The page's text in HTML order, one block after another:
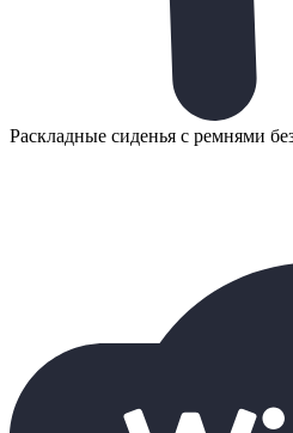
Раскладные сиденья с ремнями